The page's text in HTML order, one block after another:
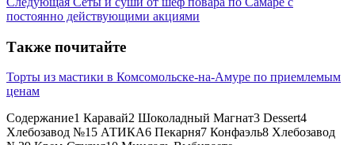
постоянно действующими акциями
Также почитайте
Торты из мастики в Комсомольске-на-Амуре по приемлемым
ценам
Содержание1 Каравай2 Шоколадный Магнат3 Dessert4
Хлебозавод №15 АТИКА6 Пекарня7 Конфаэль8 Хлебозавод